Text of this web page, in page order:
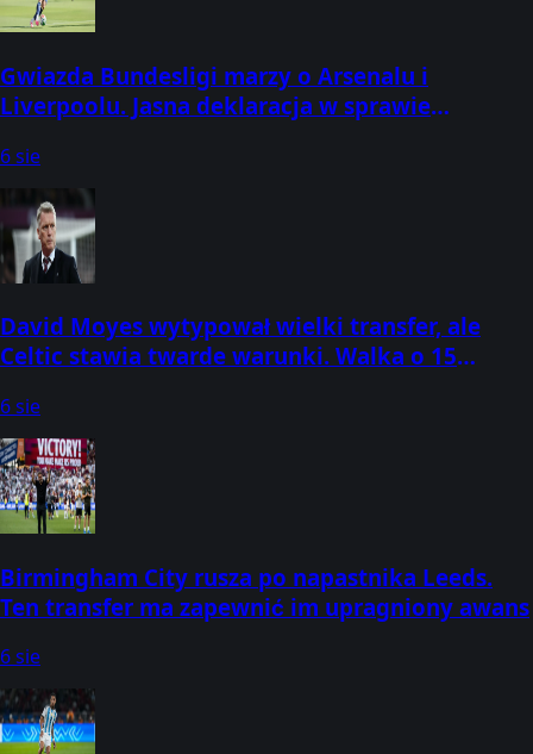
Gwiazda Bundesligi marzy o Arsenalu i
Liverpoolu. Jasna deklaracja w sprawie
6 sie
David Moyes wytypował wielki transfer, ale
Celtic stawia twarde warunki. Walka o 15
6 sie
Birmingham City rusza po napastnika Leeds.
Ten transfer ma zapewnić im upragniony awans
6 sie